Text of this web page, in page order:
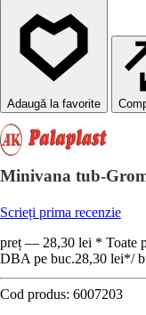
Minivana tub-
Scrieți prima recenzie
preț — 28,30 lei * Toate
DBA pe buc.28,30 lei*/
Cod produs: 6007203